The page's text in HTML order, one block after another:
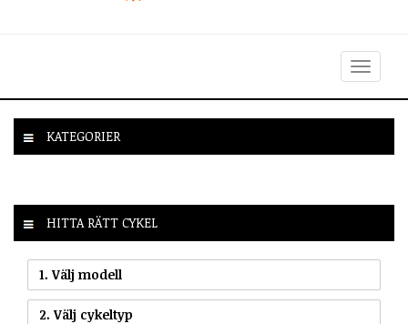
Toggle
navigation
KATEGORIER
HITTA RÄTT CYKEL
1. Välj modell
2. Välj cykeltyp